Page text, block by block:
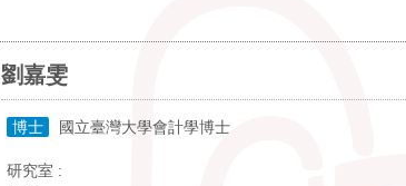
劉嘉雯
博士 國立臺灣大學會計學博士
研究室 :